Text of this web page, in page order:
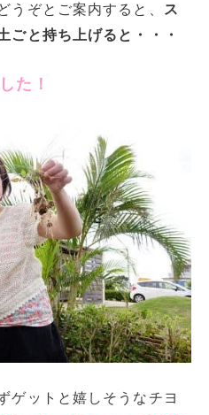
うぞとご案内すると、
ス
ごと持ち上げると・・・
た！
ゲットと嬉しそうなチヨ